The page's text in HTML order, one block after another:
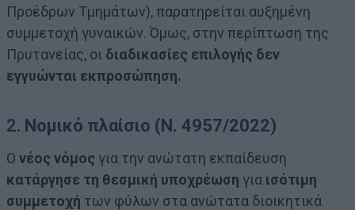
Προέδρων Τμημάτων), παρατηρείται αυξημένη
συμμετοχή γυναικών. Όμως, στην περίπτωση της
Πρυτανείας, οι διαδικασίες επιλογής δεν
εγγυώνται εκπροσώπηση.
2. Νομικό πλαίσιο (Ν. 4957/2022)
Ο νέος νόμος για την ανώτατη εκπαίδευση
κατάργησε τη θεσμική υποχρέωση για ισότιμη
συμμετοχή των φύλων στα ανώτατα διοικητικά